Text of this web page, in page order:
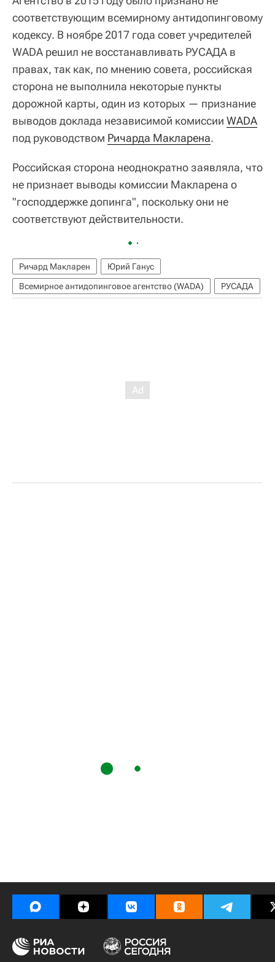
соответствующим всемирному антидопинговому
кодексу. В ноябре 2017 года совет учредителей
WADA решил не восстанавливать РУСАДА в
правах, так как, по мнению совета, российская
сторона не выполнила некоторые пункты
дорожной карты, один из которых — признание
выводов доклада независимой комиссии WADA
под руководством Ричарда Макларена.
Российская сторона неоднократно заявляла, что
не признает выводы комиссии Макларена о
"господдержке допинга", поскольку они не
соответствуют действительности.
Ричард Макларен
Юрий Ганус
Всемирное антидопинговое агентство (WADA)
РУСАДА